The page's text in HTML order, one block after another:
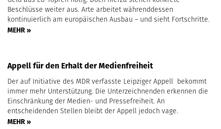
Beschlüsse weiter aus. Arte arbeitet währenddessen
kontinuierlich am europäischen Ausbau – und sieht Fortschritte.
MEHR »
Appell für den Erhalt der Medienfreiheit
Der auf Initiative des MDR verfasste Leipziger Appell bekommt
immer mehr Unterstützung. Die Unterzeichnenden erkennen die
Einschränkung der Medien- und Pressefreiheit. An
entscheidenden Stellen bleibt der Appell jedoch vage.
MEHR »